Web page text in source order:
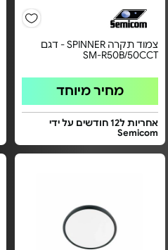
צמוד תקרה SPINNER - דגם
SM-R50B/50CCT
מחיר מיוחד
אחריות ל12 חודשים על ידי
Semicom